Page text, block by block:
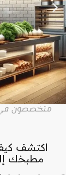
متخصصون في
اكتشف
مطبخك